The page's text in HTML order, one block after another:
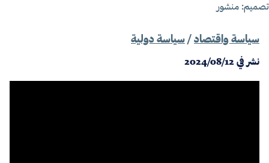
منشور
سياسة واقتصاد/ سياسة دولية
نشر في2024/08/12